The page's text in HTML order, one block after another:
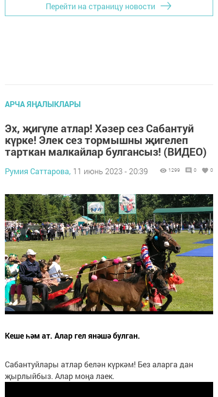
Перейти на страницу новости
АРЧА ЯҢАЛЫКЛАРЫ
Эх, җигүле атлар! Хәзер сез Сабантуй
күрке! Элек сез тормышны җигелеп
тарткан малкайлар булгансыз! (ВИДЕО)
Румия Саттарова, 11 июнь 2023 - 20:39 1299 0 0
Кеше һәм ат. Алар гел янәшә булган.
Сабантуйлары атлар белән күркәм! Без аларга дан
җырлыйбыз. Алар моңа лаек.